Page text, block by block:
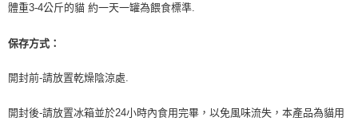
體重3-4公斤的貓 約一天一罐為餵食標準.
保存方式：
開封前-請放置乾燥陰涼處.
開封後-請放置冰箱並於24小時內食用完畢，以免風味流失，本產品為貓用